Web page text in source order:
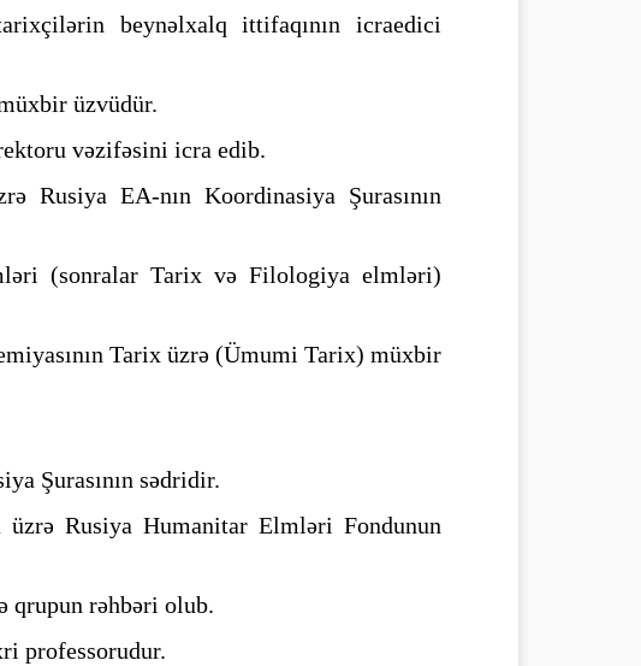
beynəlxalq ittifaqının icraedici
müxbir üzvüdür.
vəzifəsini icra edib.
EA-nın Koordinasiya Şurasının
(sonralar Tarix və Filologiya elmləri)
Tarix üzrə (Ümumi Tarix) müxbir
Şurasının sədridir.
Rusiya Humanitar Elmləri Fondunun
qrupun rəhbəri olub.
professorudur.